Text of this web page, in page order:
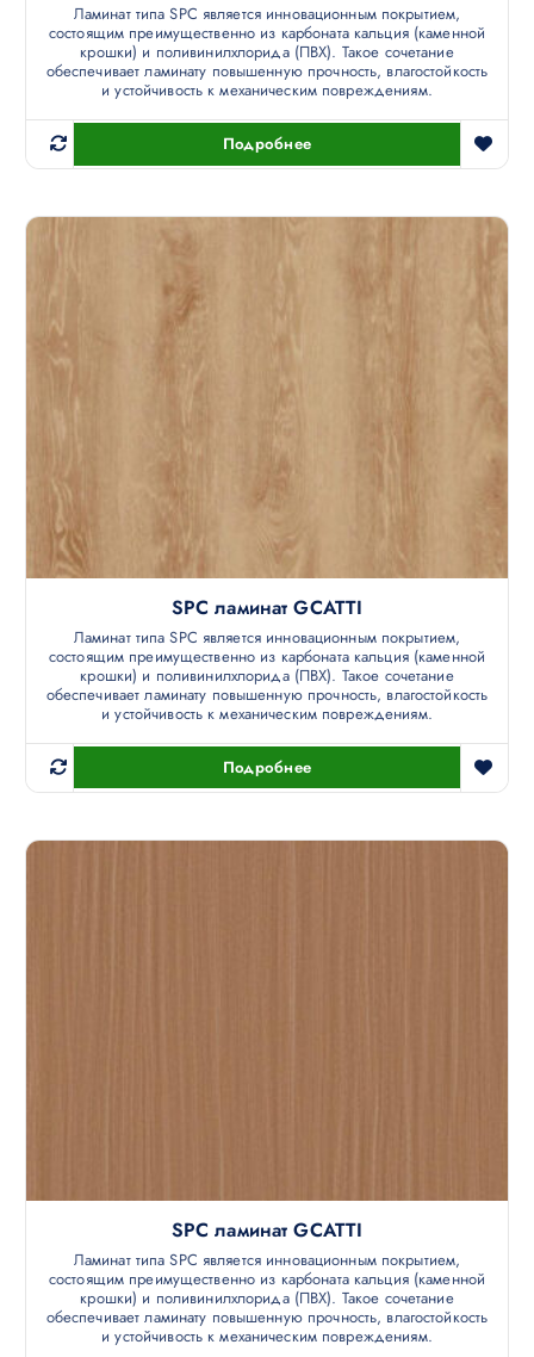
Ламинат типа SPC является инновационным покрытием,
состоящим преимущественно из карбоната кальция (каменной
крошки) и поливинилхлорида (ПВХ). Такое сочетание
обеспечивает ламинату повышенную прочность, влагостойкость
и устойчивость к механическим повреждениям.
Подробнее
SPC ламинат GCATTI
Ламинат типа SPC является инновационным покрытием,
состоящим преимущественно из карбоната кальция (каменной
крошки) и поливинилхлорида (ПВХ). Такое сочетание
обеспечивает ламинату повышенную прочность, влагостойкость
и устойчивость к механическим повреждениям.
Подробнее
SPC ламинат GCATTI
Ламинат типа SPC является инновационным покрытием,
состоящим преимущественно из карбоната кальция (каменной
крошки) и поливинилхлорида (ПВХ). Такое сочетание
обеспечивает ламинату повышенную прочность, влагостойкость
и устойчивость к механическим повреждениям.